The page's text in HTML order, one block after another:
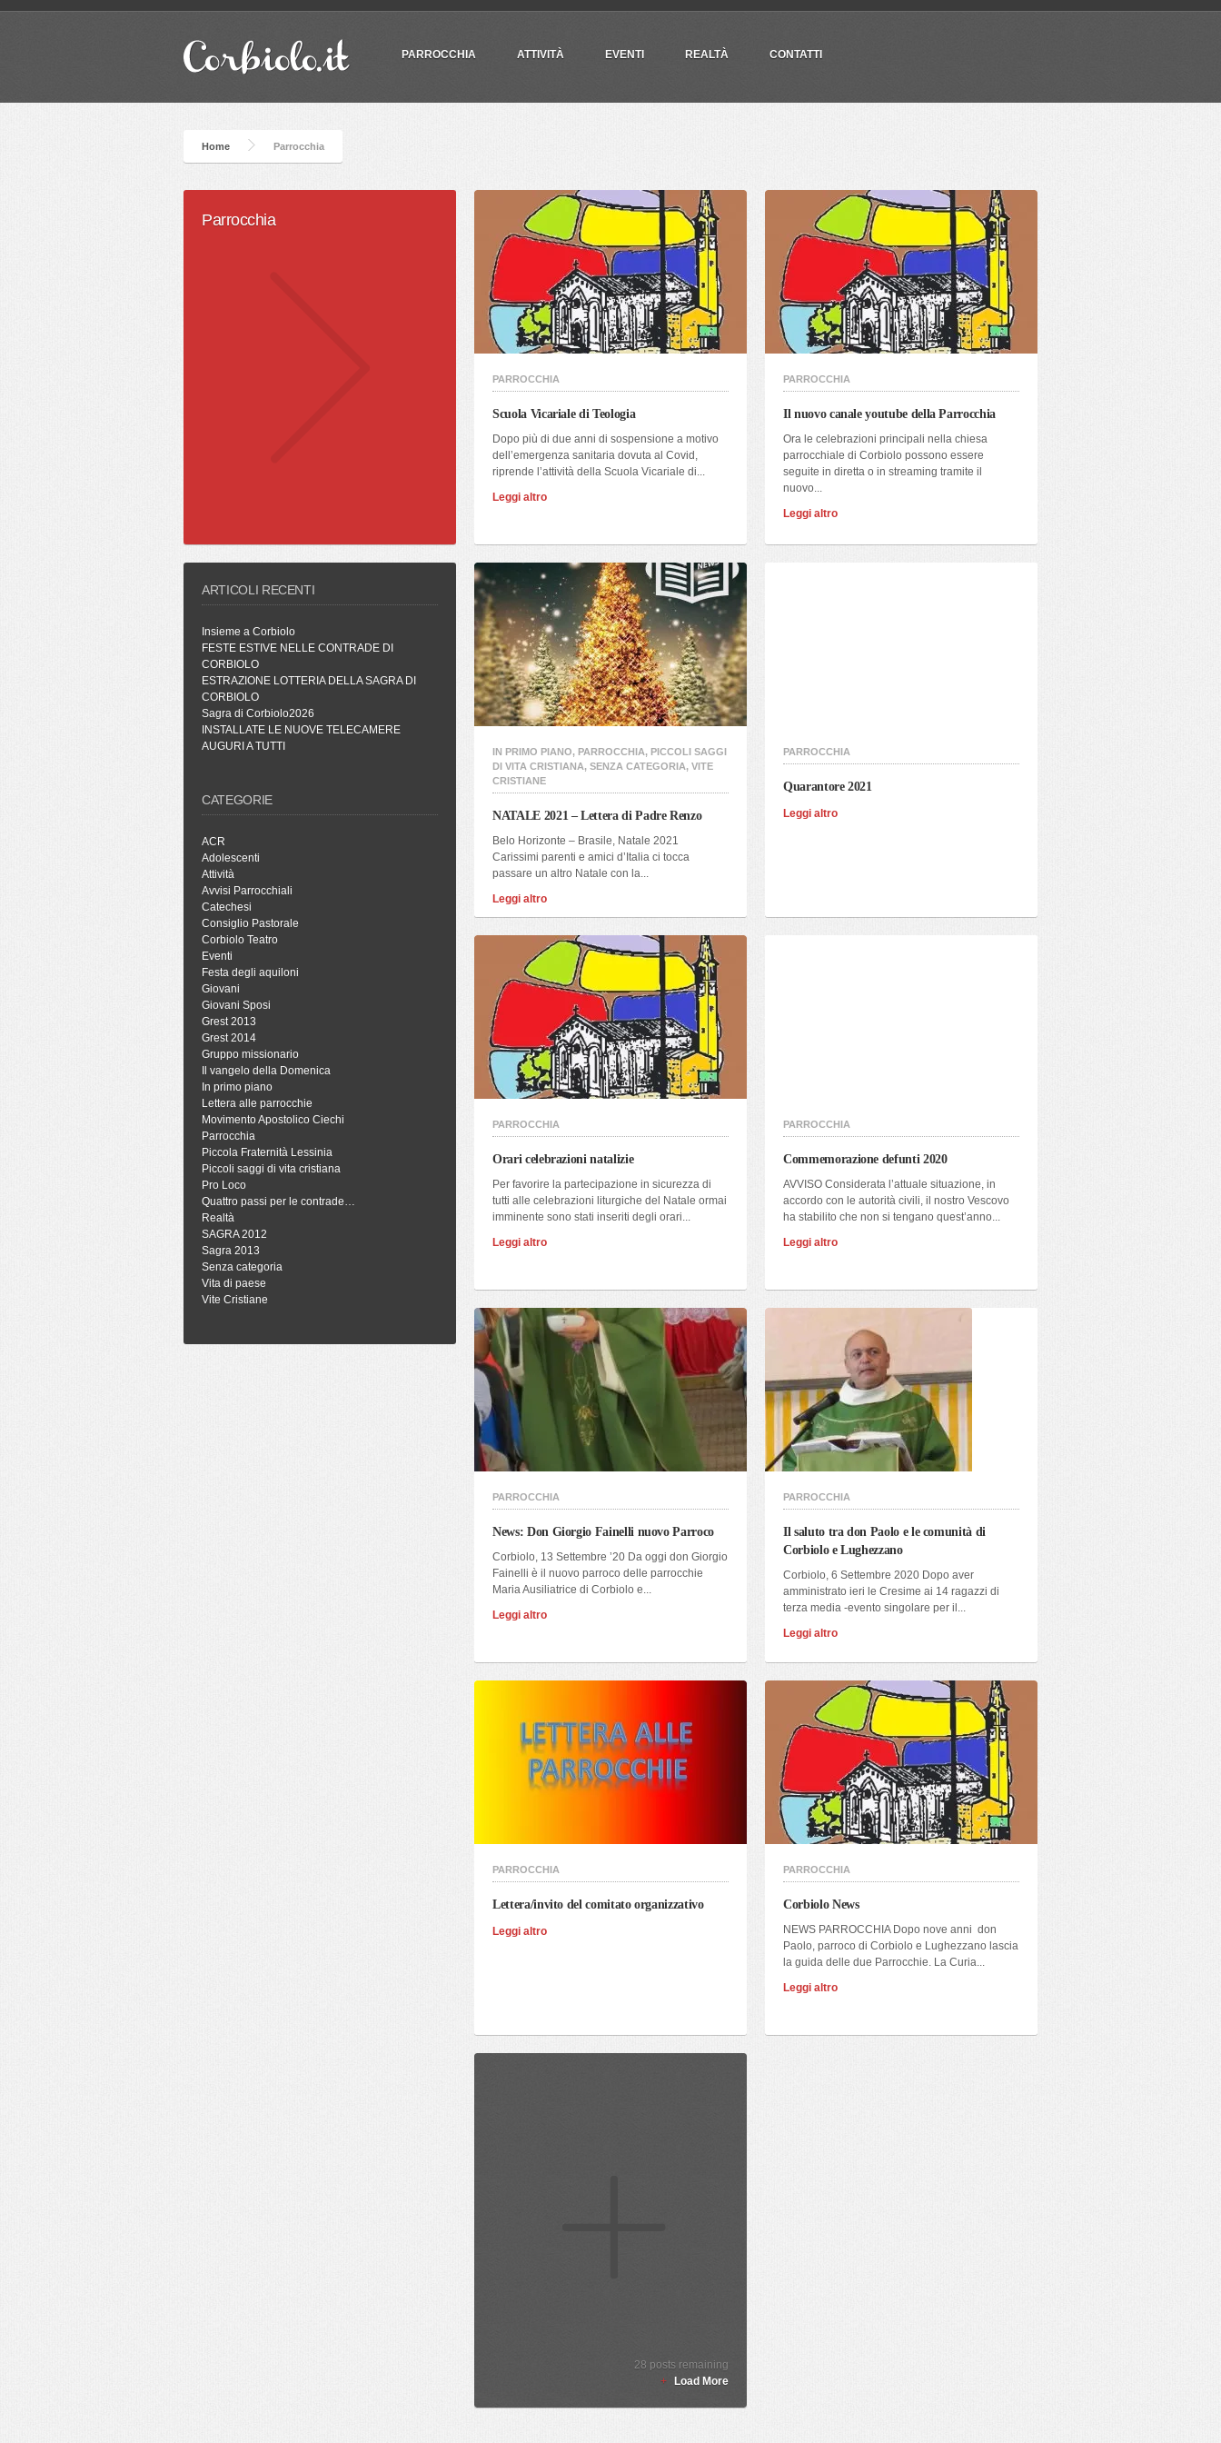
PARROCCHIA ATTIVITÀ EVENTI REALTÀ CONTATTI
Home Parrocchia
Parrocchia
ARTICOLI RECENTI
Insieme a Corbiolo
FESTE ESTIVE NELLE CONTRADE DI
CORBIOLO
ESTRAZIONE LOTTERIA DELLA SAGRA DI
CORBIOLO
Sagra di Corbiolo2026
INSTALLATE LE NUOVE TELECAMERE
AUGURI A TUTTI
CATEGORIE
ACR
Adolescenti
Attività
Avvisi Parrocchiali
Catechesi
Consiglio Pastorale
Corbiolo Teatro
Eventi
Festa degli aquiloni
Giovani
Giovani Sposi
Grest 2013
Grest 2014
Gruppo missionario
Il vangelo della Domenica
In primo piano
Lettera alle parrocchie
Movimento Apostolico Ciechi
Parrocchia
Piccola Fraternità Lessinia
Piccoli saggi di vita cristiana
Pro Loco
Quattro passi per le contrade…
Realtà
SAGRA 2012
Sagra 2013
Senza categoria
Vita di paese
Vite Cristiane
PARROCCHIA
Scuola Vicariale di Teologia
Dopo più di due anni di sospensione a motivo
dell’emergenza sanitaria dovuta al Covid,
riprende l’attività della Scuola Vicariale di...
Leggi altro
PARROCCHIA
Il nuovo canale youtube della Parrocchia
Ora le celebrazioni principali nella chiesa
parrocchiale di Corbiolo possono essere
seguite in diretta o in streaming tramite il
nuovo...
Leggi altro
IN PRIMO PIANO, PARROCCHIA, PICCOLI SAGGI
DI VITA CRISTIANA, SENZA CATEGORIA, VITE
CRISTIANE
NATALE 2021 – Lettera di Padre Renzo
Belo Horizonte – Brasile, Natale 2021
Carissimi parenti e amici d’Italia ci tocca
passare un altro Natale con la...
Leggi altro
PARROCCHIA
Quarantore 2021
Leggi altro
PARROCCHIA
Orari celebrazioni natalizie
Per favorire la partecipazione in sicurezza di
tutti alle celebrazioni liturgiche del Natale ormai
imminente sono stati inseriti degli orari...
Leggi altro
PARROCCHIA
Commemorazione defunti 2020
AVVISO Considerata l’attuale situazione, in
accordo con le autorità civili, il nostro Vescovo
ha stabilito che non si tengano quest’anno...
Leggi altro
PARROCCHIA
News: Don Giorgio Fainelli nuovo Parroco
Corbiolo, 13 Settembre ’20 Da oggi don Giorgio
Fainelli è il nuovo parroco delle parrocchie
Maria Ausiliatrice di Corbiolo e...
Leggi altro
PARROCCHIA
Il saluto tra don Paolo e le comunità di
Corbiolo e Lughezzano
Corbiolo, 6 Settembre 2020 Dopo aver
amministrato ieri le Cresime ai 14 ragazzi di
terza media -evento singolare per il...
Leggi altro
PARROCCHIA
Lettera/invito del comitato organizzativo
Leggi altro
PARROCCHIA
Corbiolo News
NEWS PARROCCHIA Dopo nove anni don
Paolo, parroco di Corbiolo e Lughezzano lascia
la guida delle due Parrocchie. La Curia...
Leggi altro
28 posts remaining
+
Load More